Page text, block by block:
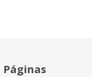
Páginas